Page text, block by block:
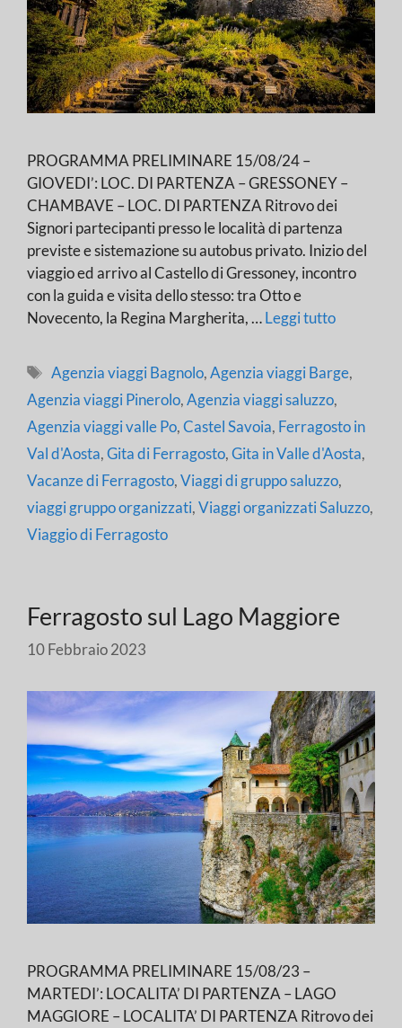
PROGRAMMA PRELIMINARE 15/08/24 –
GIOVEDI’: LOC. DI PARTENZA – GRESSONEY –
CHAMBAVE – LOC. DI PARTENZA Ritrovo dei
Signori partecipanti presso le località di partenza
previste e sistemazione su autobus privato. Inizio del
viaggio ed arrivo al Castello di Gressoney, incontro
con la guida e visita dello stesso: tra Otto e
Novecento, la Regina Margherita, …Leggi tutto
Tag
Agenzia viaggi Bagnolo,Agenzia viaggi Barge,
Agenzia viaggi Pinerolo,Agenzia viaggi saluzzo,
Agenzia viaggi valle Po,Castel Savoia, Ferragosto in
Val d'Aosta,Gita di Ferragosto,Gita in Valle d'Aosta,
Vacanze di Ferragosto,Viaggi di gruppo saluzzo,
viaggi gruppo organizzati,Viaggi organizzati Saluzzo,
Viaggio di Ferragosto
Ferragosto sul Lago Maggiore
10 Febbraio 2023
PROGRAMMA PRELIMINARE 15/08/23 –
MARTEDI’: LOCALITA’ DI PARTENZA – LAGO
MAGGIORE – LOCALITA’ DI PARTENZA Ritrovo dei